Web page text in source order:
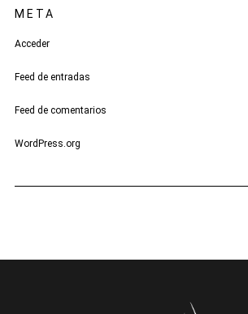
META
Acceder
Feed de entradas
Feed de comentarios
WordPress.org